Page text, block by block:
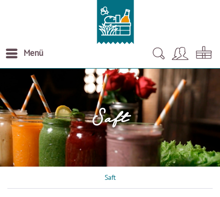
Menü
Saft
Saft